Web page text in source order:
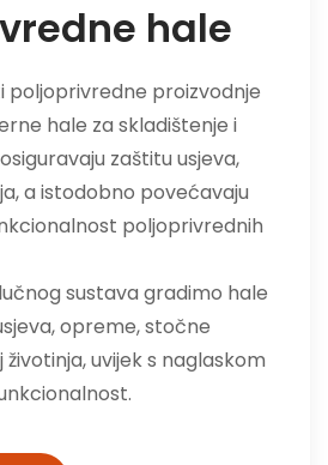
hale
poljoprivredne proizvodnje
hale za skladištenje i
zaštitu usjeva,
a istodobno povećavaju
poljoprivrednih
sustava gradimo hale
opreme, stočne
životinja, uvijek s naglaskom